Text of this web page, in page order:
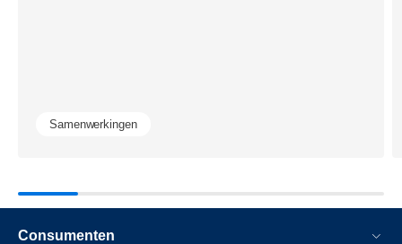
Samenwerkingen
Consumenten